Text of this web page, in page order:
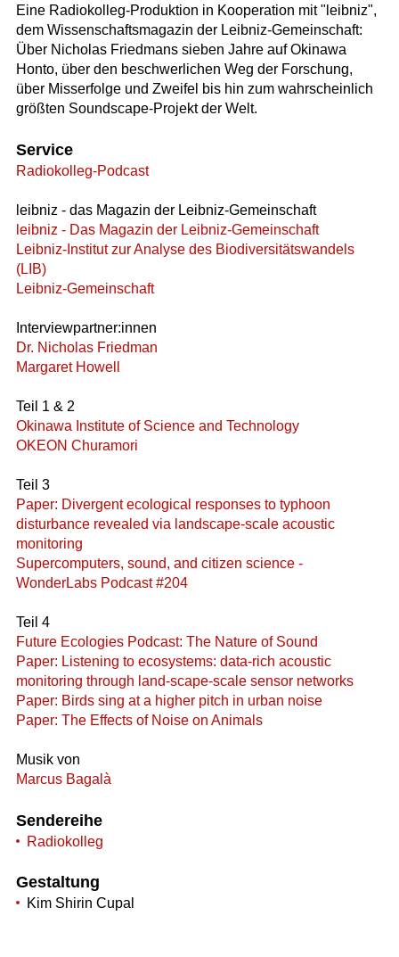
Eine Radiokolleg-Produktion in Kooperation mit "leibniz",
dem Wissenschaftsmagazin der Leibniz-Gemeinschaft:
Über Nicholas Friedmans sieben Jahre auf Okinawa
Honto, über den beschwerlichen Weg der Forschung,
über Misserfolge und Zweifel bis hin zum wahrscheinlich
größten Soundscape-Projekt der Welt.
Service
Radiokolleg-Podcast
leibniz - das Magazin der Leibniz-Gemeinschaft
leibniz - Das Magazin der Leibniz-Gemeinschaft
Leibniz-Institut zur Analyse des Biodiversitätswandels
(LIB)
Leibniz-Gemeinschaft
Interviewpartner:innen
Dr. Nicholas Friedman
Margaret Howell
Teil 1 & 2
Okinawa Institute of Science and Technology
OKEON Churamori
Teil 3
Paper: Divergent ecological responses to typhoon
disturbance revealed via landscape-scale acoustic
monitoring
Supercomputers, sound, and citizen science -
WonderLabs Podcast #204
Teil 4
Future Ecologies Podcast: The Nature of Sound
Paper: Listening to ecosystems: data-rich acoustic
monitoring through land-scape-scale sensor networks
Paper: Birds sing at a higher pitch in urban noise
Paper: The Effects of Noise on Animals
Musik von
Marcus Bagalà
Sendereihe
Radiokolleg
Gestaltung
Kim Shirin Cupal